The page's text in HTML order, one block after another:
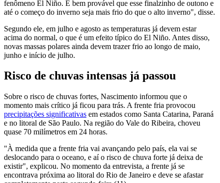
fenômeno El Niño. É bem provável que esse finalzinho de outono e
até o começo do inverno seja mais frio do que o alto inverno", disse.
Segundo ele, em julho e agosto as temperaturas já devem estar
acima do normal, o que é um efeito típico do El Niño. Antes disso,
novas massas polares ainda devem trazer frio ao longo de maio,
junho e início de julho.
Risco de chuvas intensas já passou
Sobre o risco de chuvas fortes, Nascimento informou que o
momento mais crítico já ficou para trás. A frente fria provocou
precipitações significativas em estados como Santa Catarina, Paraná
e no litoral de São Paulo. Na região do Vale do Ribeira, choveu
quase 70 milímetros em 24 horas.
"À medida que a frente fria vai avançando pelo país, ela vai se
deslocando para o oceano, e aí o risco de chuva forte já deixa de
existir", explicou. No momento da entrevista, a frente já se
encontrava próxima ao litoral do Rio de Janeiro e deve se afastar